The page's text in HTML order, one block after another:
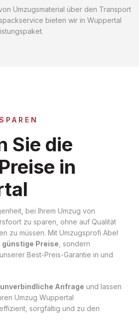
Umzugsmaterial über den Transport
bieten wir in Wuppertal
Sie die
in
bei Ihrem Umzug von
zu sparen, ohne auf Qualität
zu müssen. Mit Umzugsprofi Abel
günstige Preise , sondern
Best-Preis-Garantie in und
unverbindliche Anfrage und lassen
Umzug Wuppertal
sorgfältig und zu den